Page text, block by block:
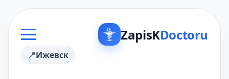
ZapisKDoctoru
Ижевск